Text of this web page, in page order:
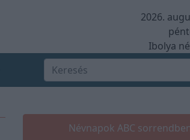
2026.
Ibolya
Névnapok ABC sorrendben